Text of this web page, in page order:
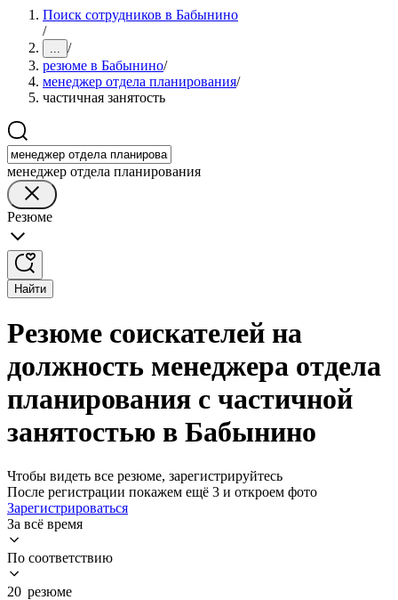
Поиск сотрудников в Бабынино
/
... /
резюме в Бабынино/
менеджер отдела планирования/
частичная занятость
менеджер отдела планирования
Резюме
Найти
Резюме соискателей на
должность менеджера отдела
планирования с частичной
занятостью в Бабынино
Чтобы видеть все резюме, зарегистрируйтесь
После регистрации покажем ещё 3 и откроем фото
Зарегистрироваться
За всё время
По соответствию
20 резюме